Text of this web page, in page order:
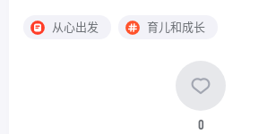
从心出发 育儿和成长
0